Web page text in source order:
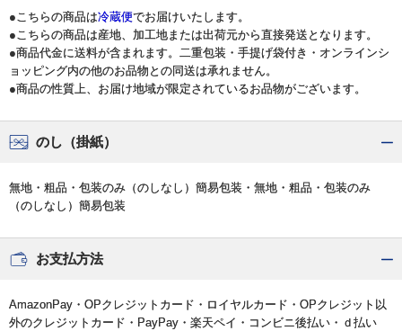
●こちらの商品は冷蔵便でお届けいたします。
●こちらの商品は産地、加工地または出荷元から直接発送となります。
●商品代金に送料が含まれます。二重包装・手提げ袋付き・オンラインシ
ョッピング内の他のお品物との同送は承れません。
●商品の性質上、お届け地域が限定されているお品物がございます。
のし（掛紙）
無地・粗品・包装のみ（のしなし）簡易包装・無地・粗品・包装のみ
（のしなし）簡易包装
お支払方法
AmazonPay・OPクレジットカード・ロイヤルカード・OPクレジット以
外のクレジットカード・PayPay・楽天ペイ・コンビニ後払い・ｄ払い